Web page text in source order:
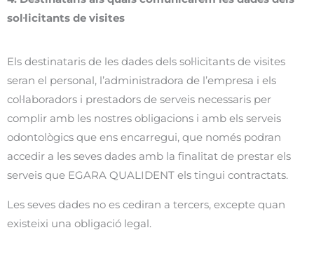
sol·licitants de visites
Els destinataris de les dades dels sol·licitants de visites
seran el personal, l’administradora de l’empresa i els
col·laboradors i prestadors de serveis necessaris per
complir amb les nostres obligacions i amb els serveis
odontològics que ens encarregui, que només podran
accedir a les seves dades amb la finalitat de prestar els
serveis que EGARA QUALIDENT els tingui contractats.
Les seves dades no es cediran a tercers, excepte quan
existeixi una obligació legal.